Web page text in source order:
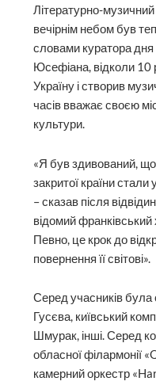
Літературно-музичний
вечірнім небом був
словами куратора дня
Юсефіана, відколи 10
Україну і створив
часів вважає своєю
культури.
«Я був здивований,
закритої країни
– сказав після
відомий
Певно, це крок до
повернення її світові».
Серед учасників була
Гусєва, київський
Шмурак, інші. Серед
обласної філармонії
камерний оркестр